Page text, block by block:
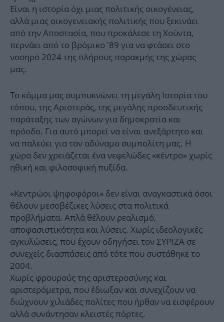
Είναι η ιστορία όχι μιας πολιτικής οικογένειας,
αλλά μιας οικογενειακής πολιτικής που ξεκινάει
από την Αποστασία, που προκάλεσε τη Χούντα,
περνάει από το βρόμικο '89 για να φτάσει στο
νοσηρό 2024 της πλήρους παρακμής της χώρας
μας.
Το κόμμα μας συμπυκνώνει τη μεγάλη Ιστορία του
τόπου, της Αριστεράς, της μεγάλης προοδευτικής
παράταξης των αγώνων για δημοκρατία και
πρόοδο. Για αυτό μπορεί να είναι ανεξάρτητο και
να παλεύει για τον αδύναμο συμπολίτη μας. Η
χώρα δεν χρειάζεται ένα νεφελώδες «κέντρο» χωρίς
ηθική και φιλοσοφική πυξίδα.
«Κεντρώοι ψηφοφόροι» δεν είναι αναγκαστικά όσοι
θέλουν μεσοβέζικες λύσεις στα πολιτικά
προβλήματα. Απλά θέλουν ρεαλισμό,
αποφασιστικότητα και λύσεις. Χωρίς ιδεολογικές
αγκυλώσεις, που έχουν οδηγήσει τον ΣΥΡΙΖΑ σε
συνεχείς διασπάσεις από τότε που συστάθηκε το
2004.
Χωρίς φρουρούς της αριστεροσύνης και
αριστερόμετρα, που έδιωξαν και συνεχίζουν να
διώχνουν χιλιάδες πολίτες που ήρθαν να εισφέρουν
αλλά συνάντησαν κλειστές πόρτες.